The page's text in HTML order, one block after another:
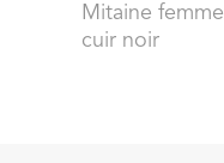
Mitaine femme
cuir noir